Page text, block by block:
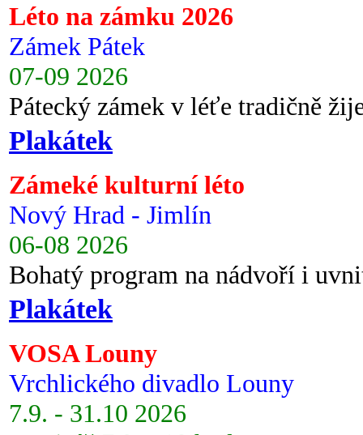
Léto na zámku 2026
Zámek Pátek
07-09 2026
Pátecký zámek v léťe tradičně
Plakátek
Zámeké kulturní léto
Nový Hrad - Jimlín
06-08 2026
Bohatý program na nádvoří i
Plakátek
VOSA Louny
Vrchlického divadlo Louny
7.9. - 31.10 2026